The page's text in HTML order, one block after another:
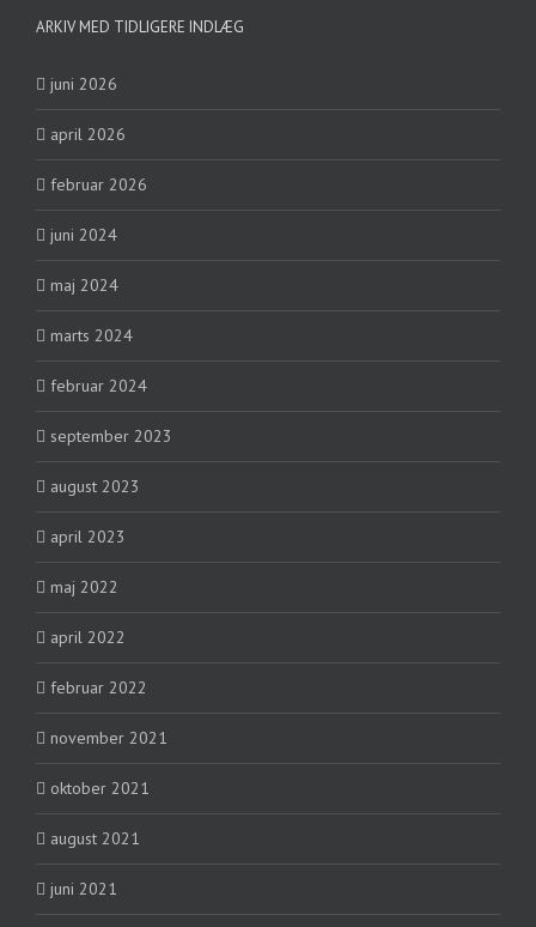
ARKIV MED TIDLIGERE INDLÆG
juni 2026
april 2026
februar 2026
juni 2024
maj 2024
marts 2024
februar 2024
september 2023
august 2023
april 2023
maj 2022
april 2022
februar 2022
november 2021
oktober 2021
august 2021
juni 2021